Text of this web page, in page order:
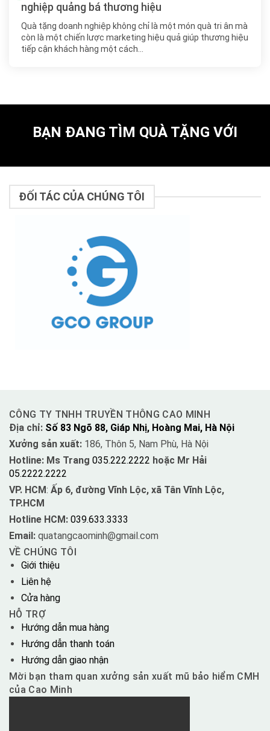
nghiệp quảng bá thương hiệu
Quà tặng doanh nghiệp không chỉ là một món quà tri ân mà
còn là một chiến lược marketing hiệu quả giúp thương hiệu
tiếp cận khách hàng một cách…
BẠN ĐANG TÌM QUÀ TẶNG VỚI
ĐỐI TÁC CỦA CHÚNG TÔI
CÔNG TY TNHH TRUYỀN THÔNG CAO MINH
Địa chỉ: Số 83 Ngõ 88, Giáp Nhị, Hoàng Mai, Hà Nội
Xưởng sản xuất: 186, Thôn 5, Nam Phù, Hà Nội
Hotline: Ms Trang 035.222.2222 hoặc Mr Hải
05.2222.2222
VP. HCM: Ấp 6, đường Vĩnh Lộc, xã Tân Vĩnh Lộc,
TP.HCM
Hotline HCM: 039.633.3333
Email: quatangcaominh@gmail.com
VỀ CHÚNG TÔI
Giới thiệu
Liên hệ
Cửa hàng
HỖ TRỢ
Hướng dẫn mua hàng
Hướng dẫn thanh toán
Hướng dẫn giao nhận
Mời bạn tham quan xưởng sản xuất mũ bảo hiểm CMH
của Cao Minh